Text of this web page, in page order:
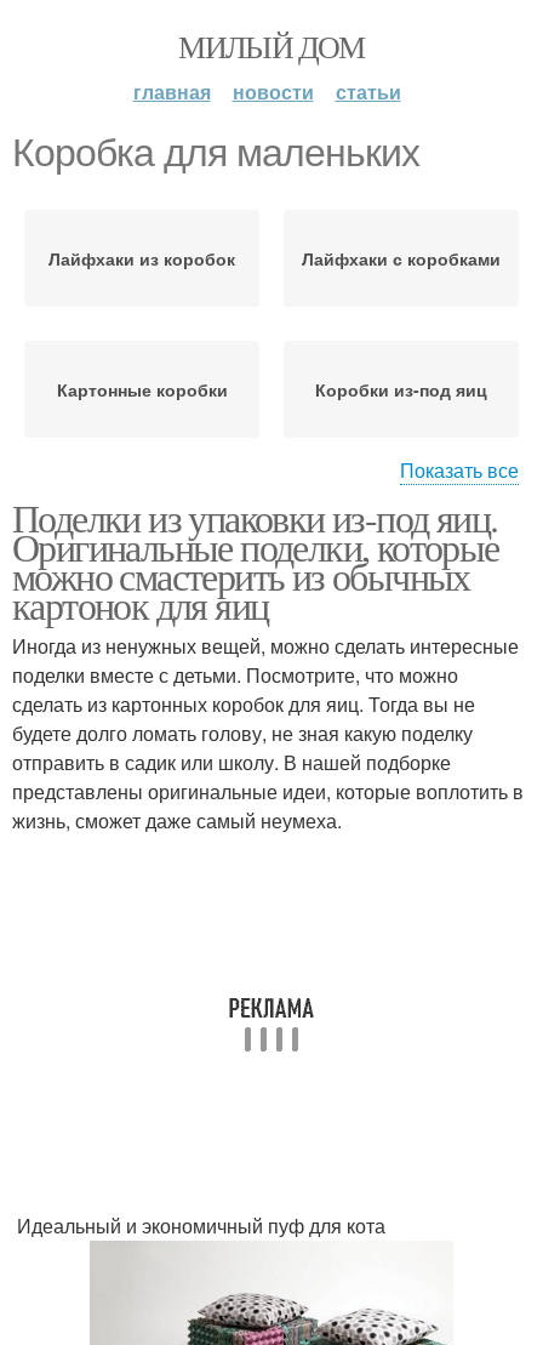
МИЛЫЙ ДОМ
главная новости статьи
Коробка для маленьких
Лайфхаки из коробок Лайфхаки с коробками
Картонные коробки Коробки из-под яиц
Подарочная коробка
Показать все
Поделки из упаковки из-под яиц.
Оригинальные поделки, которые
можно смастерить из обычных
картонок для яиц
Иногда из ненужных вещей, можно сделать интересные
поделки вместе с детьми. Посмотрите, что можно
сделать из картонных коробок для яиц. Тогда вы не
будете долго ломать голову, не зная какую поделку
отправить в садик или школу. В нашей подборке
представлены оригинальные идеи, которые воплотить в
жизнь, сможет даже самый неумеха.
Идеальный и экономичный пуф для кота